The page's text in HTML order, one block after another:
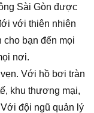
Sài Gòn được
với thiên nhiên
cho bạn đến mọi
nơi.
Với hồ bơi tràn
khu thương mại,
đội ngũ quản lý